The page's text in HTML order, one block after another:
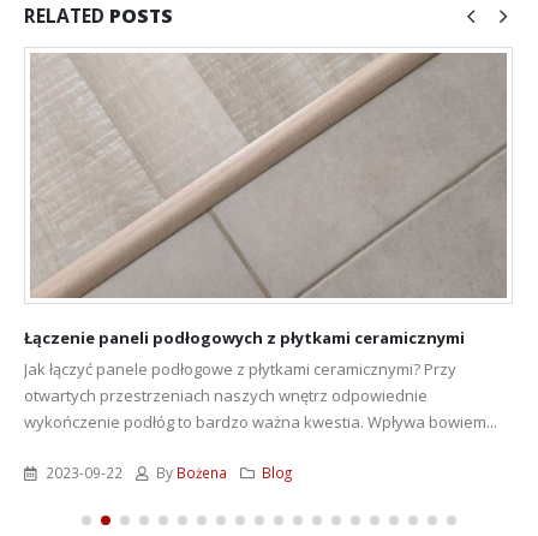
RELATED POSTS
Łączenie paneli podłogowych z płytkami ceramicznymi
Jak łączyć panele podłogowe z płytkami ceramicznymi? Przy
otwartych przestrzeniach naszych wnętrz odpowiednie
wykończenie podłóg to bardzo ważna kwestia. Wpływa bowiem...
2023-09-22 By Bożena Blog